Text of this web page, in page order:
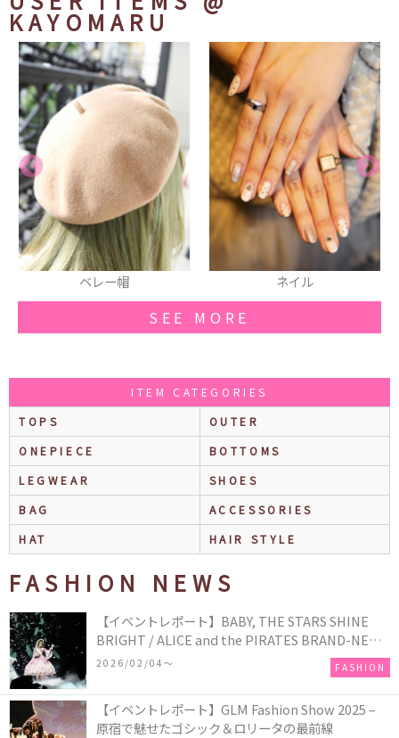
KAYOMARU
SEE MORE
ITEM CATEGORIES
TOPS
OUTER
ONEPIECE
BOTTOMS
LEGWEAR
SHOES
BAG
ACCESSORIES
HAT
HAIR STYLE
FASHION NEWS
【イベントレポート】BABY, THE STARS SHINE
BRIGHT / ALICE and the PIRATES BRAND-NEW
COLLECTION in TOKYO
2026/02/04〜 FASHION
【イベントレポート】GLM Fashion Show 2025 –
原宿で魅せたゴシック＆ロリータの最前線